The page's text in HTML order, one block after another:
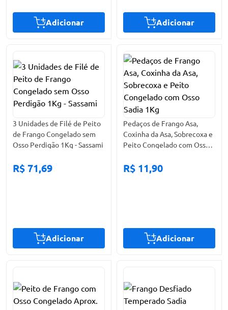
Adicionar Adicionar
3 Unidades de Filé de Peito
de Frango Congelado sem
Osso Perdigão 1Kg - Sassami
R$ 71,69
Adicionar
Pedaços de Frango Asa,
Coxinha da Asa, Sobrecoxa e
Peito Congelado com Osso
R$ 11,90
Adicionar